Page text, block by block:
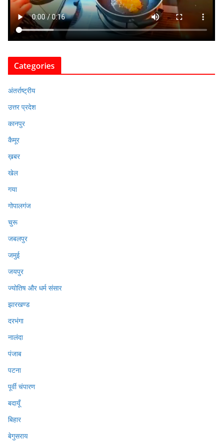
Categories
अंतर्राष्ट्रीय
उत्तर प्रदेश
कानपुर
कैमूर
ख़बर
खेल
गया
गोपालगंज
चुरू
जबलपुर
जमुई
जयपुर
ज्योतिष और धर्म संसार
झारखण्ड
दरभंगा
नालंदा
पंजाब
पटना
पूर्वी चंपारण
बदायूँ
बिहार
बेगुसराय